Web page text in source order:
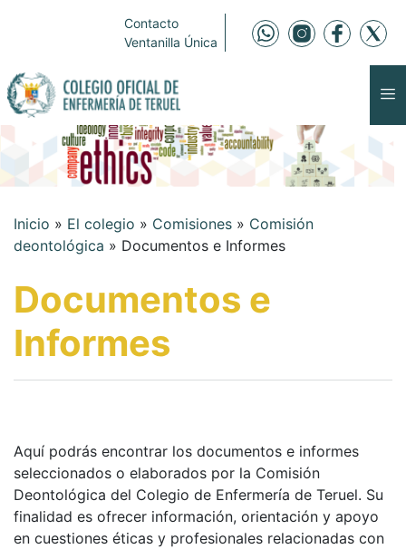
Contacto
Ventanilla Única
Inicio » El colegio » Comisiones » Comisión
deontológica » Documentos e Informes
Documentos e
Informes
Aquí podrás encontrar los documentos e informes
seleccionados o elaborados por la Comisión
Deontológica del Colegio de Enfermería de Teruel. Su
finalidad es ofrecer información, orientación y apoyo
en cuestiones éticas y profesionales relacionadas con